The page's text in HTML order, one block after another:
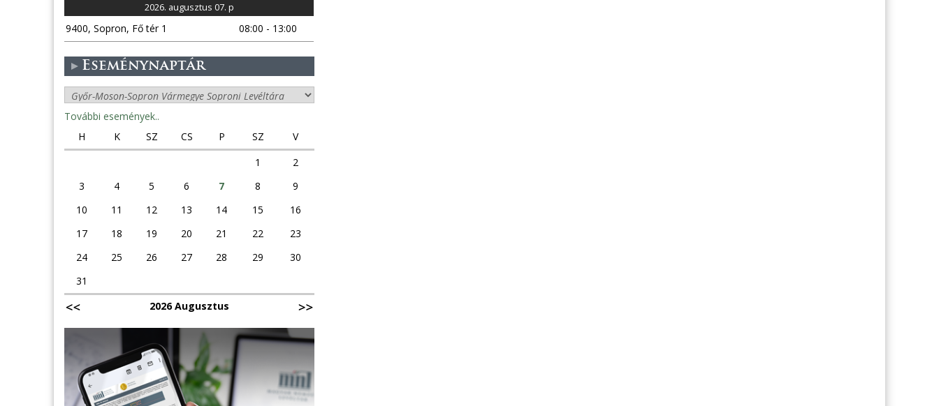
2026. augusztus 07. p
9400, Sopron, Fő tér 1 08:00 - 13:00
Eseménynaptár
További események..
H
K SZ CS P SZ
V
1
2
3
4 5 6 7 8
9
10
11 12 13 14 15
16
17
18 19 20 21 22
23
24
25 26 27 28 29
30
31
2026 Augusztus